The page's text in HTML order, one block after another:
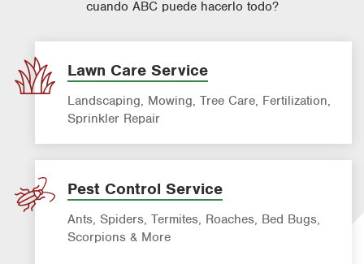
cuando ABC puede hacerlo todo?
Lawn Care Service
Landscaping, Mowing, Tree Care, Fertilization,
Sprinkler Repair
Pest Control Service
Ants, Spiders, Termites, Roaches, Bed Bugs,
Scorpions & More